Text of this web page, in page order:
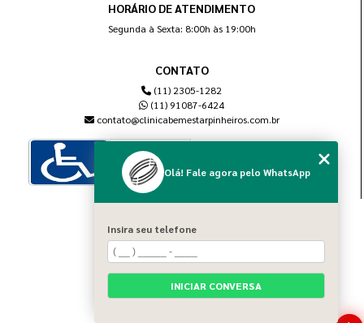
HORÁRIO DE ATENDIMENTO
Segunda à Sexta: 8:00h às 19:00h
CONTATO
(11) 2305-1282
(11) 91087-6424
contato@clinicabemestarpinheiros.com.br
Home
Sobre nós
Blog
Serviços
Olá! Fale agora pelo WhatsApp
Insira seu telefone
INICIAR CONVERSA